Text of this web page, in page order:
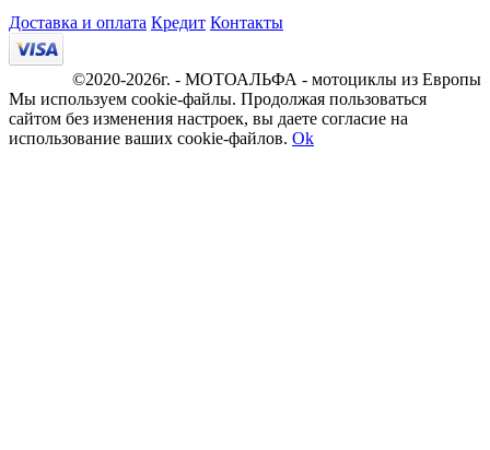
Доставка и оплата Кредит Контакты
©2020-2026г. - МОТОАЛЬФА - мотоциклы из Европы
Мы используем cookie-файлы. Продолжая пользоваться
сайтом без изменения настроек, вы даете согласие на
использование ваших cookie-файлов. Ok